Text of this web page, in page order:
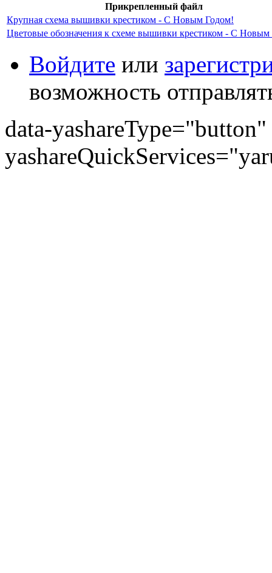
Прикрепленный файл
Крупная схема вышивки крестиком - С Новым Годом!
Цветовые обозначения к схеме вышивки крестиком - С
Войдите или
возможность
data-yashareType="button"